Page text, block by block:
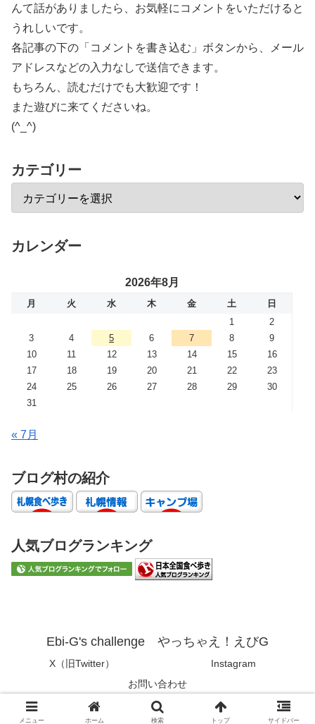
んて話がありましたら、お気軽にコメントをいただけると
うれしいです。
各記事の下の「コメントを書き込む」ボタンから、メール
アドレスなどの入力なしで送信できます。
もちろん、読むだけでも大歓迎です！
また遊びに来てくださいね。
(^_^)
カテゴリー
カレンダー
2026年8月
月 火 水 木 金 土
日
1
2
3
4 5 6 7 8
9
10
11 12 13 14 15
16
17
18 19 20 21 22
23
24
25 26 27 28 29
30
31
« 7月
ブログ村の紹介
人気ブログランキング
Ebi-G's challenge やっちゃえ！えびG
X（旧Twitter）
Instagram
お問い合わせ
© 2019 Ebi-G's challenge やっちゃえ！えびG.
メニュー ホーム 検索 トップ サイドバー